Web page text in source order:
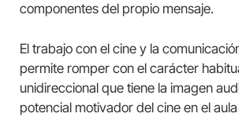
componentes del propio mensaje.
El trabajo con el cine y la
permite romper con el carácter
unidireccional que tiene la imagen
potencial motivador del cine en el